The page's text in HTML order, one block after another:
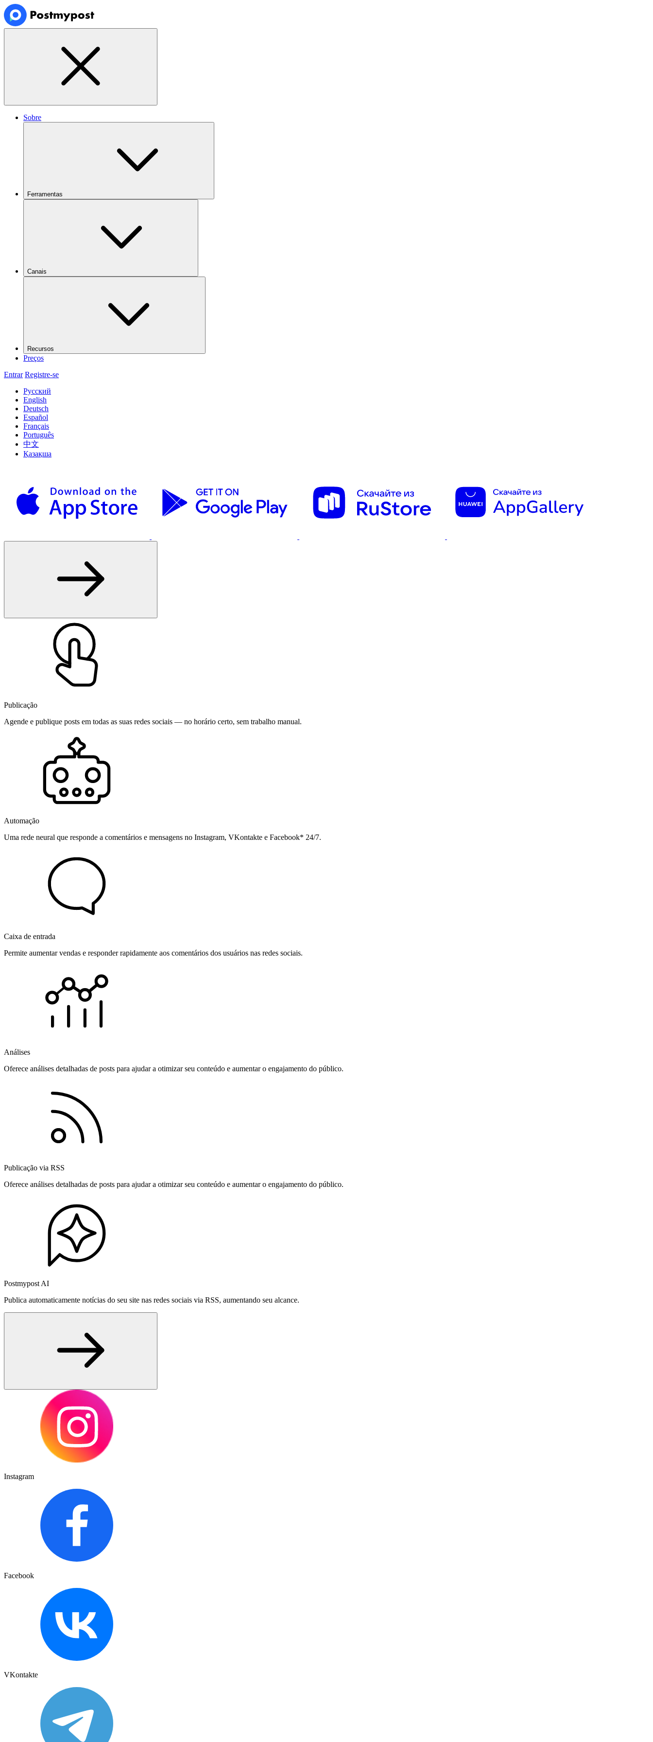
Sobre
Ferramentas
Canais
Recursos
Preços
Entrar Registre-se
Русский
English
Deutsch
Español
Français
Português
中文
Қазақша
Publicação
Agende e publique posts em todas as suas redes sociais — no horário certo, sem trabalho manual.
Automação
Uma rede neural que responde a comentários e mensagens no Instagram, VKontakte e Facebook* 24/7.
Caixa de entrada
Permite aumentar vendas e responder rapidamente aos comentários dos usuários nas redes sociais.
Análises
Oferece análises detalhadas de posts para ajudar a otimizar seu conteúdo e aumentar o engajamento do público.
Publicação via RSS
Oferece análises detalhadas de posts para ajudar a otimizar seu conteúdo e aumentar o engajamento do público.
Postmypost AI
Publica automaticamente notícias do seu site nas redes sociais via RSS, aumentando seu alcance.
Instagram
Facebook
VKontakte